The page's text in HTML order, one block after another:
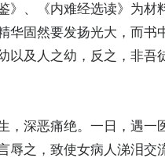
》、《内难经选读》为
华固然要发扬光大，而
以及人之幼，反之，非
，深恶痛绝。一日，遇
之，致使女病人涕泪交